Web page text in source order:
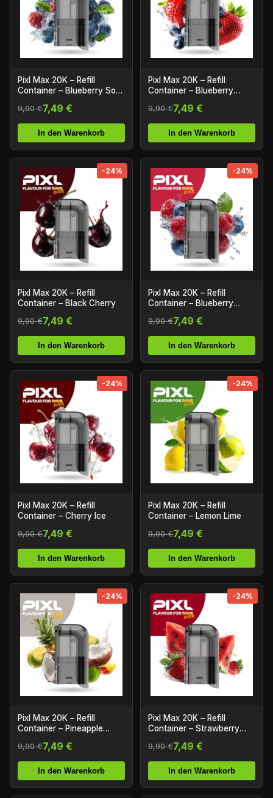
Pixl Max 20K – Refill
Container – Blueberry Sour
9,90 €7,49 €
In den Warenkorb
Pixl Max 20K – Refill
Container – Blueberry
9,90 €7,49 €
In den Warenkorb
-24%
Pixl Max 20K – Refill
Container – Black Cherry
9,90 €7,49 €
In den Warenkorb
-24%
Pixl Max 20K – Refill
Container – Blueberry
9,90 €7,49 €
In den Warenkorb
-24%
Pixl Max 20K – Refill
Container – Cherry Ice
9,90 €7,49 €
In den Warenkorb
-24%
Pixl Max 20K – Refill
Container – Lemon Lime
9,90 €7,49 €
In den Warenkorb
-24%
Pixl Max 20K – Refill
Container – Pineapple
9,90 €7,49 €
In den Warenkorb
-24%
Pixl Max 20K – Refill
Container – Strawberry
9,90 €7,49 €
In den Warenkorb